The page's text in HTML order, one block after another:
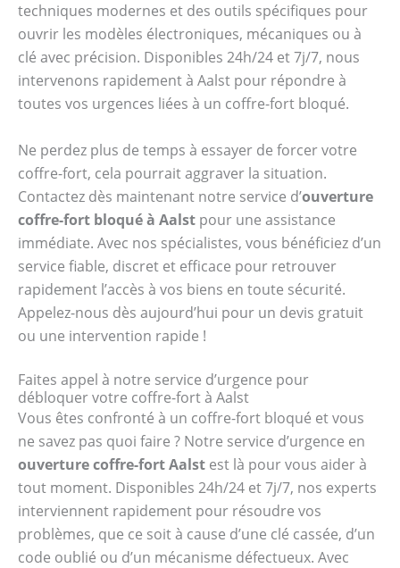
techniques modernes et des outils spécifiques pour
ouvrir les modèles électroniques, mécaniques ou à
clé avec précision. Disponibles 24h/24 et 7j/7, nous
intervenons rapidement à Aalst pour répondre à
toutes vos urgences liées à un coffre-fort bloqué.
Ne perdez plus de temps à essayer de forcer votre
coffre-fort, cela pourrait aggraver la situation.
Contactez dès maintenant notre service d’ouverture
coffre-fort bloqué à Aalst pour une assistance
immédiate. Avec nos spécialistes, vous bénéficiez d’un
service fiable, discret et efficace pour retrouver
rapidement l’accès à vos biens en toute sécurité.
Appelez-nous dès aujourd’hui pour un devis gratuit
ou une intervention rapide !
Faites appel à notre service d’urgence pour
débloquer votre coffre-fort à Aalst
Vous êtes confronté à un coffre-fort bloqué et vous
ne savez pas quoi faire ? Notre service d’urgence en
ouverture coffre-fort Aalst est là pour vous aider à
tout moment. Disponibles 24h/24 et 7j/7, nos experts
interviennent rapidement pour résoudre vos
problèmes, que ce soit à cause d’une clé cassée, d’un
code oublié ou d’un mécanisme défectueux. Avec